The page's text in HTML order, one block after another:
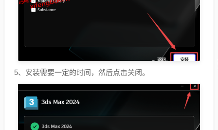
5、安装需要一定的时间，然后点击关闭。